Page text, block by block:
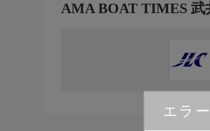
エラー
AMA BOAT TIMES 武